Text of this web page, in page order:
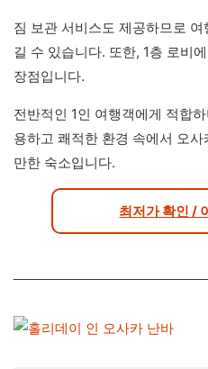
짐 보관 서비스도 제공하므로
길 수 있습니다. 또한, 1층 로비
장점입니다.
전반적인 1인 여행객에게 적합
용하고 쾌적한 환경 속에서 오
만한 숙소입니다.
최저가 확인 /